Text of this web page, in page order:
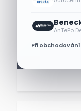
AnTePo
Při